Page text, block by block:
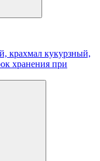
крахмал кукурзный,
хранения при